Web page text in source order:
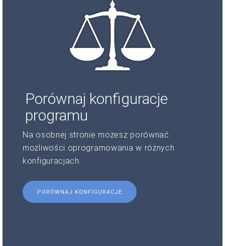
Porównaj konfiguracje
programu
Na osobnej stronie możesz porównać
możliwości oprogramowania w różnych
konfiguracjach.
PORÓWNAJ KONFIGURACJE